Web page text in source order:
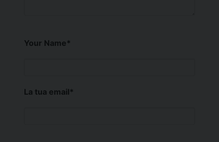
Your Name*
La tua email*